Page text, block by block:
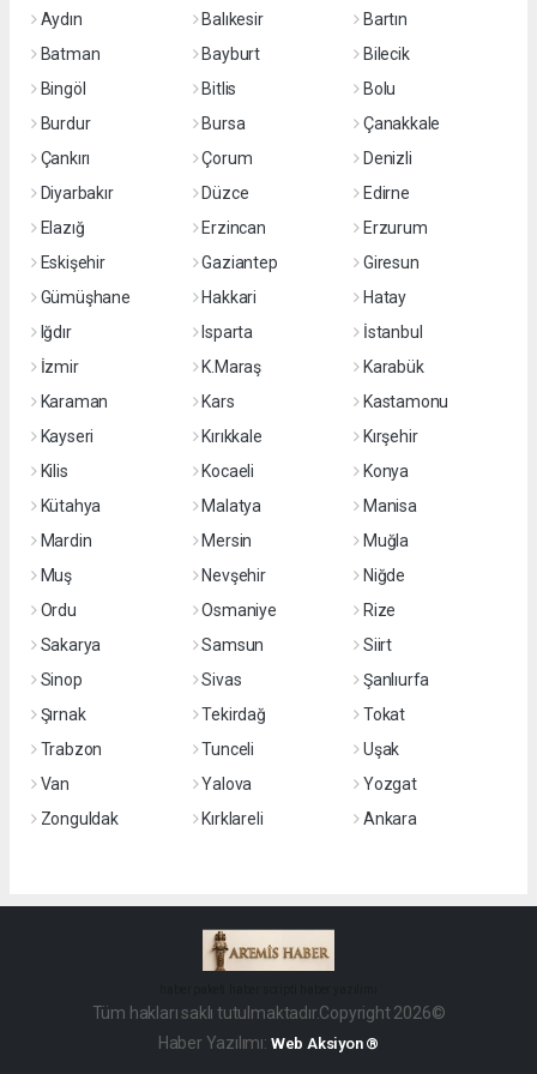
Aydın
Balıkesir
Bartın
Batman
Bayburt
Bilecik
Bingöl
Bitlis
Bolu
Burdur
Bursa
Çanakkale
Çankırı
Çorum
Denizli
Diyarbakır
Düzce
Edirne
Elazığ
Erzincan
Erzurum
Eskişehir
Gaziantep
Giresun
Gümüşhane
Hakkari
Hatay
Iğdır
Isparta
İstanbul
İzmir
K.Maraş
Karabük
Karaman
Kars
Kastamonu
Kayseri
Kırıkkale
Kırşehir
Kilis
Kocaeli
Konya
Kütahya
Malatya
Manisa
Mardin
Mersin
Muğla
Muş
Nevşehir
Niğde
Ordu
Osmaniye
Rize
Sakarya
Samsun
Siirt
Sinop
Sivas
Şanlıurfa
Şırnak
Tekirdağ
Tokat
Trabzon
Tunceli
Uşak
Van
Yalova
Yozgat
Zonguldak
Kırklareli Ankara
Tüm hakları saklı tutulmaktadır.Copyright 2026©
Haber Yazılımı: Web Aksiyon ®